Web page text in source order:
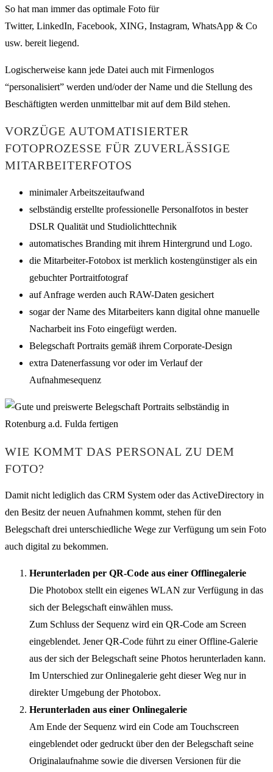
So hat man immer das optimale Foto für
Twitter, LinkedIn, Facebook, XING, Instagram, WhatsApp & Co
usw. bereit liegend.
Logischerweise kann jede Datei auch mit Firmenlogos
“personalisiert” werden und/oder der Name und die Stellung des
Beschäftigten werden unmittelbar mit auf dem Bild stehen.
VORZÜGE AUTOMATISIERTER
FOTOPROZESSE FÜR ZUVERLÄSSIGE
MITARBEITERFOTOS
minimaler Arbeitszeitaufwand
selbständig erstellte professionelle Personalfotos in bester
DSLR Qualität und Studiolichttechnik
automatisches Branding mit ihrem Hintergrund und Logo.
die Mitarbeiter-Fotobox ist merklich kostengünstiger als ein
gebuchter Portraitfotograf
auf Anfrage werden auch RAW-Daten gesichert
sogar der Name des Mitarbeiters kann digital ohne manuelle
Nacharbeit ins Foto eingefügt werden.
Belegschaft Portraits gemäß ihrem Corporate-Design
extra Datenerfassung vor oder im Verlauf der
Aufnahmesequenz
WIE KOMMT DAS PERSONAL ZU DEM
FOTO?
Damit nicht lediglich das CRM System oder das ActiveDirectory in
den Besitz der neuen Aufnahmen kommt, stehen für den
Belegschaft drei unterschiedliche Wege zur Verfügung um sein Foto
auch digital zu bekommen.
Herunterladen per QR-Code aus einer Offlinegalerie
Die Photobox stellt ein eigenes WLAN zur Verfügung in das
sich der Belegschaft einwählen muss.
Zum Schluss der Sequenz wird ein QR-Code am Screen
eingeblendet. Jener QR-Code führt zu einer Offline-Galerie
aus der sich der Belegschaft seine Photos herunterladen kann.
Im Unterschied zur Onlinegalerie geht dieser Weg nur in
direkter Umgebung der Photobox.
Herunterladen aus einer Onlinegalerie
Am Ende der Sequenz wird ein Code am Touchscreen
eingeblendet oder gedruckt über den der Belegschaft seine
Originalaufnahme sowie die diversen Versionen für die